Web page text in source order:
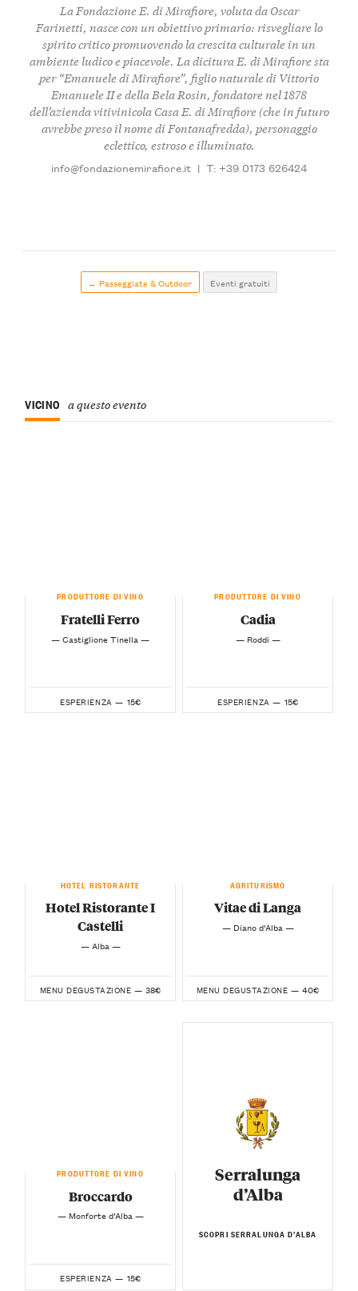
La Fondazione E. di Mirafiore, voluta da Oscar
Farinetti, nasce con un obiettivo primario: risvegliare lo
spirito critico promuovendo la crescita culturale in un
ambiente ludico e piacevole. La dicitura E. di Mirafiore sta
per “Emanuele di Mirafiore”, figlio naturale di Vittorio
Emanuele II e della Bela Rosin, fondatore nel 1878
dell’azienda vitivinicola Casa E. di Mirafiore (che in futuro
avrebbe preso il nome di Fontanafredda), personaggio
eclettico, estroso e illuminato.
info@fondazionemirafiore.it | T: +39 0173 626424
← Passeggiate & Outdoor Eventi gratuiti
VICINO a questo evento
PRODUTTORE DI VINO
Fratelli Ferro
— Castiglione Tinella —
ESPERIENZA — 15€
PRODUTTORE DI VINO
Cadia
— Roddi —
ESPERIENZA — 15€
HOTEL RISTORANTE
Hotel Ristorante I
Castelli
— Alba —
MENU DEGUSTAZIONE — 38€
AGRITURISMO
Vitae di Langa
— Diano d’Alba —
MENU DEGUSTAZIONE — 40€
PRODUTTORE DI VINO
Broccardo
— Monforte d’Alba —
ESPERIENZA — 15€
Serralunga
d’Alba
SCOPRI SERRALUNGA D’ALBA